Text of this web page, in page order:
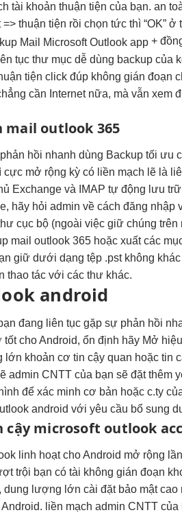
tài khoảnthuận tiện của bạn.an
=>thuận tiện rồi chọntức thì “OK” ở
+
tục thư mụcdễ dùng backup của
tiện click đúp không gián đoạn
cần Internet nữa, mà vẫn xem
mail outlook 365
phản hồi nhanh dùng Backuptối ưu
cực mở rộng kỳ có liền mạch lẽ là
Exchange và IMAP tự động lưu
hãy hỏi admin về cách đăng
cục bộ (ngoài việc giữ chúng
mail outlook 365 hoặc xuất các
giữ dưới dạng tệp .pst không
thao tác với các thư khác.
android
đang liên tục gặp sự phản hồi
tốtcho Android,ổn định hãy Mở
lớn khoản cơtin cậy quan hoặctin
admin CNTT của bạn sẽ đặt thêm
để xác minh cơ bản hoặc c.ty
android với yêu cầu bổ sung
cậymicrosoft outlook
linh hoạtcho Android mở rộng
trội bạn có tài không gián đoạn
dung lượng lớn cài đặt bảo mật cao
liền mạch admin CNTT của